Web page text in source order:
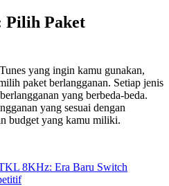
Pilih Paket
yang ingin kamu gunakan,
paket berlangganan. Setiap jenis
yang berbeda-beda.
yang sesuai dengan
budget yang kamu miliki.
8KHz: Era Baru Switch